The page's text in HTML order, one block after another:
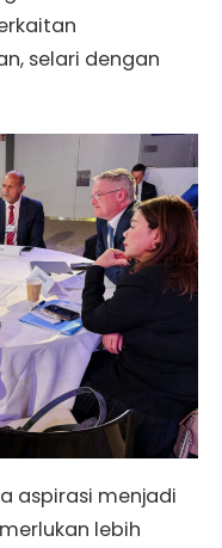
selari dengan
aspirasi menjadi
lebih